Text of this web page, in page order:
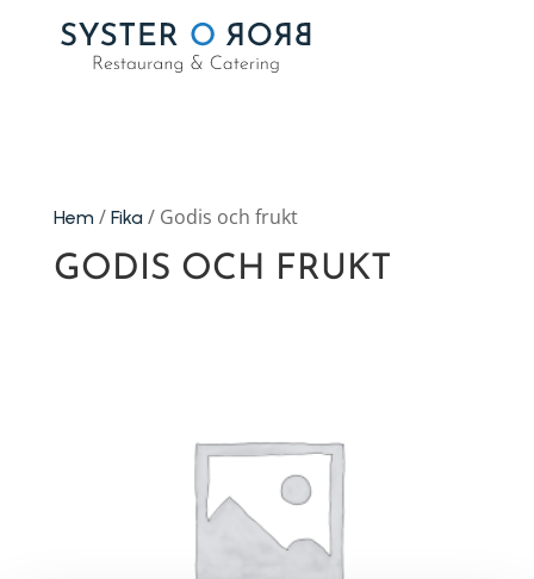
Hem / Fika / Godis och frukt
GODIS OCH FRUKT